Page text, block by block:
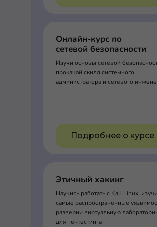
Онлайн-курс по
сетевой безопасности
Изучи основы сетевой
прокачай скилл системного
администратора и сетевого
Подробнее о курсе
Этичный хакинг
Научись работать с Kali Linux, изучи
самые распространенные
разверни виртуальную
для пентестинга